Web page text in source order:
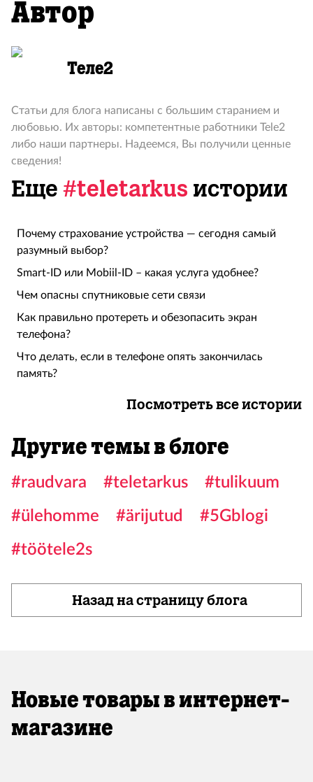
Автор
Теле2
Статьи для блога написаны с большим старанием и
любовью. Их авторы: компетентные работники Tele2
либо наши партнеры. Надеемся, Вы получили ценные
сведения!
Еще #teletarkus истории
Почему страхование устройства — сегодня самый
разумный выбор?
Smart-ID или Mobiil-ID – какая услуга удобнее?
Чем опасны спутниковые сети связи
Как правильно протереть и обезопасить экран
телефона?
Что делать, если в телефоне опять закончилась
память?
Посмотреть все истории
Другие темы в блоге
#raudvara #teletarkus
#tulikuum
#ülehomme
#ärijutud
#5Gblogi
#töötele2s
Назад на страницу блога
Новые товары в интернет-
магазине